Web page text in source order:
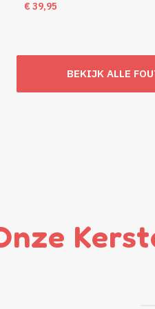
€39,95
BEKIJK ALLE